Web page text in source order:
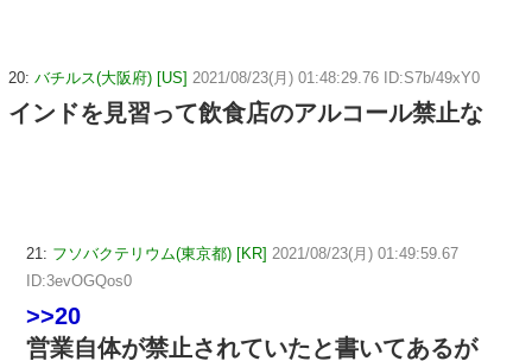
20: バチルス(大阪府) [US] 2021/08/23(月) 01:48:29.76 ID:S7b/49xY0
インドを見習って飲食店のアルコール禁止な
21: フソバクテリウム(東京都) [KR] 2021/08/23(月) 01:49:59.67
ID:3evOGQos0
>>20
営業自体が禁止されていたと書いてあるが